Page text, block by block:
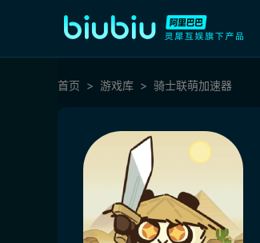
首页 游戏库 骑士联萌加速器